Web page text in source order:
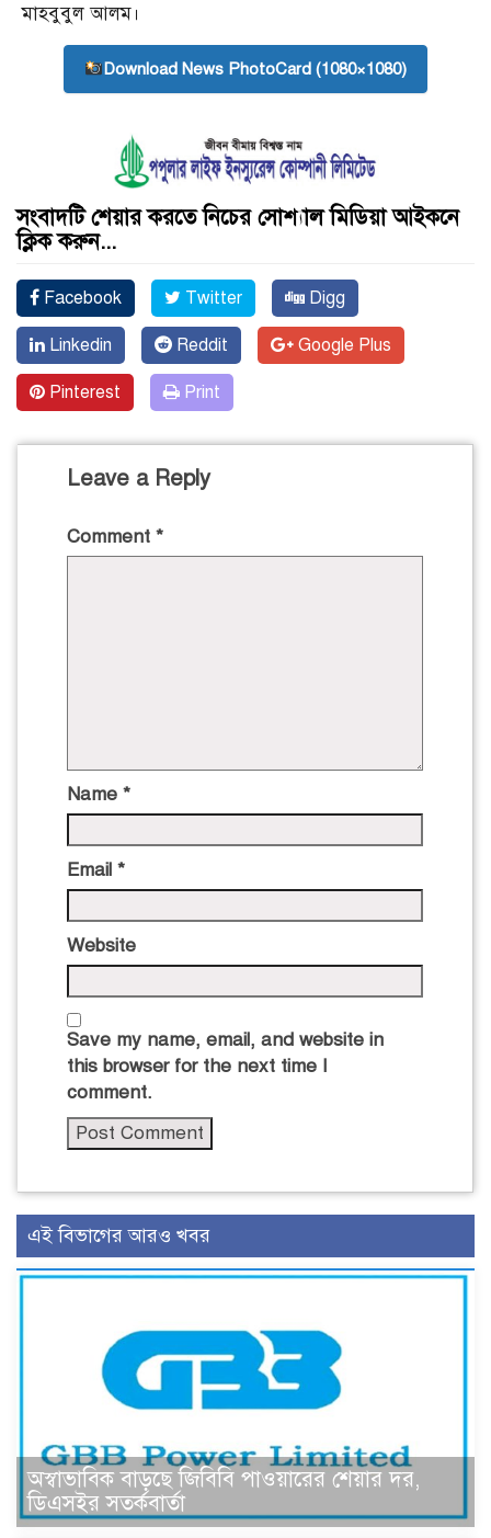
মাহবুবুল আলম।
Download News PhotoCard (1080×1080)
সংবাদটি শেয়ার করতে নিচের সোশ্যাল মিডিয়া আইকনে
ক্লিক করুন...
Facebook Twitter Digg
Linkedin Reddit Google Plus
Pinterest Print
Leave a Reply
Comment *
Name *
Email *
Website
Save my name, email, and website in
this browser for the next time I
comment.
এই বিভাগের আরও খবর
অস্বাভাবিক বাড়ছে জিবিবি পাওয়ারের শেয়ার দর,
ডিএসইর সতর্কবার্তা